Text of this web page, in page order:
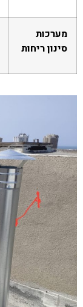
מערכות
סינון ריחות